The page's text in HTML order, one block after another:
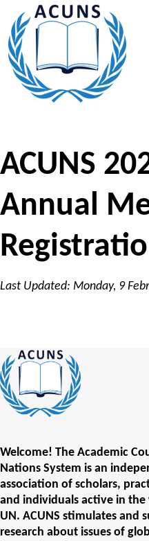
content
ACUNS
Annual
Last Updated: Monday, 9
Welcome! The Academic
Nations System is an
association of scholars,
and individuals active in
UN. ACUNS stimulates and
research about issues of